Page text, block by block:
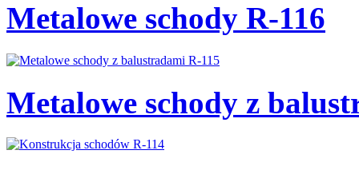
Metalowe schody R-116
Metalowe schody z